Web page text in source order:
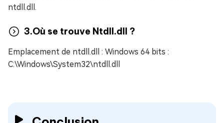
ntdll.dll.
3.Où se trouve Ntdll.dll ?
Emplacement de ntdll.dll : Windows 64 bits :
C:\Windows\System32\ntdll.dll